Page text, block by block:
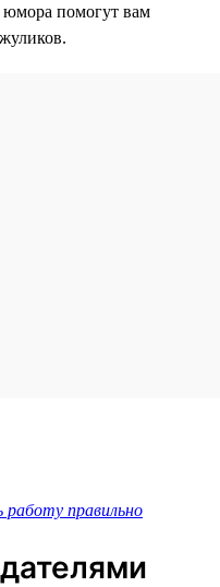
помогут вам
работу правильно